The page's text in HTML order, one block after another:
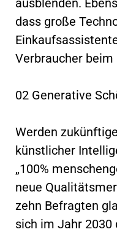
ausblenden.
dass große
Verbraucher
02 Generative
Werden
künstlicher
„100%
neue
zehn Befragten
sich im Jahr 2030